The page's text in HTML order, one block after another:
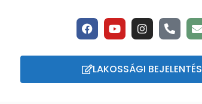
LAKOSSÁGI BEJELENTÉS